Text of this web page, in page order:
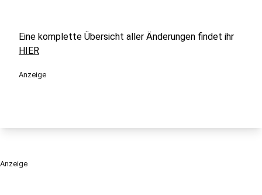
Eine komplette Übersicht aller Änderungen findet ihr
HIER
Anzeige
Anzeige